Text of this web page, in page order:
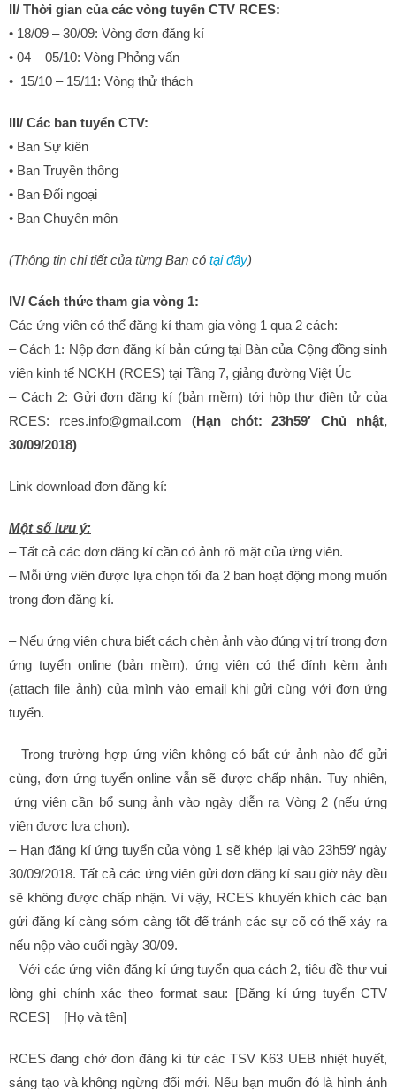
II/ Thời gian của các vòng tuyển CTV RCES:
• 18/09 – 30/09: Vòng đơn đăng kí
• 04 – 05/10: Vòng Phỏng vấn
• 15/10 – 15/11: Vòng thử thách
III/ Các ban tuyển CTV:
• Ban Sự kiên
• Ban Truyền thông
• Ban Đối ngoại
• Ban Chuyên môn
(Thông tin chi tiết của từng Ban có tại đây)
IV/ Cách thức tham gia vòng 1:
Các ứng viên có thể đăng kí tham gia vòng 1 qua 2 cách:
– Cách 1: Nộp đơn đăng kí bản cứng tại Bàn của Cộng đồng sinh
viên kinh tế NCKH (RCES) tại Tầng 7, giảng đường Việt Úc
– Cách 2: Gửi đơn đăng kí (bản mềm) tới hộp thư điện tử của
RCES: rces.info@gmail.com (Hạn chót: 23h59′ Chủ nhật,
30/09/2018)
Link download đơn đăng kí:
Một số lưu ý:
– Tất cả các đơn đăng kí cần có ảnh rõ mặt của ứng viên.
– Mỗi ứng viên được lựa chọn tối đa 2 ban hoạt động mong muốn
trong đơn đăng kí.
– Nếu ứng viên chưa biết cách chèn ảnh vào đúng vị trí trong đơn
ứng tuyển online (bản mềm), ứng viên có thể đính kèm ảnh
(attach file ảnh) của mình vào email khi gửi cùng với đơn ứng
tuyển.
– Trong trường hợp ứng viên không có bất cứ ảnh nào để gửi
cùng, đơn ứng tuyển online vẫn sẽ được chấp nhận. Tuy nhiên,
ứng viên cần bổ sung ảnh vào ngày diễn ra Vòng 2 (nếu ứng
viên được lựa chọn).
– Hạn đăng kí ứng tuyển của vòng 1 sẽ khép lại vào 23h59’ ngày
30/09/2018. Tất cả các ứng viên gửi đơn đăng kí sau giờ này đều
sẽ không được chấp nhận. Vì vậy, RCES khuyến khích các bạn
gửi đăng kí càng sớm càng tốt để tránh các sự cố có thể xảy ra
nếu nộp vào cuối ngày 30/09.
– Với các ứng viên đăng kí ứng tuyển qua cách 2, tiêu đề thư vui
lòng ghi chính xác theo format sau: [Đăng kí ứng tuyển CTV
RCES] _ [Họ và tên]
RCES đang chờ đơn đăng kí từ các TSV K63 UEB nhiệt huyết,
sáng tạo và không ngừng đổi mới. Nếu bạn muốn đó là hình ảnh